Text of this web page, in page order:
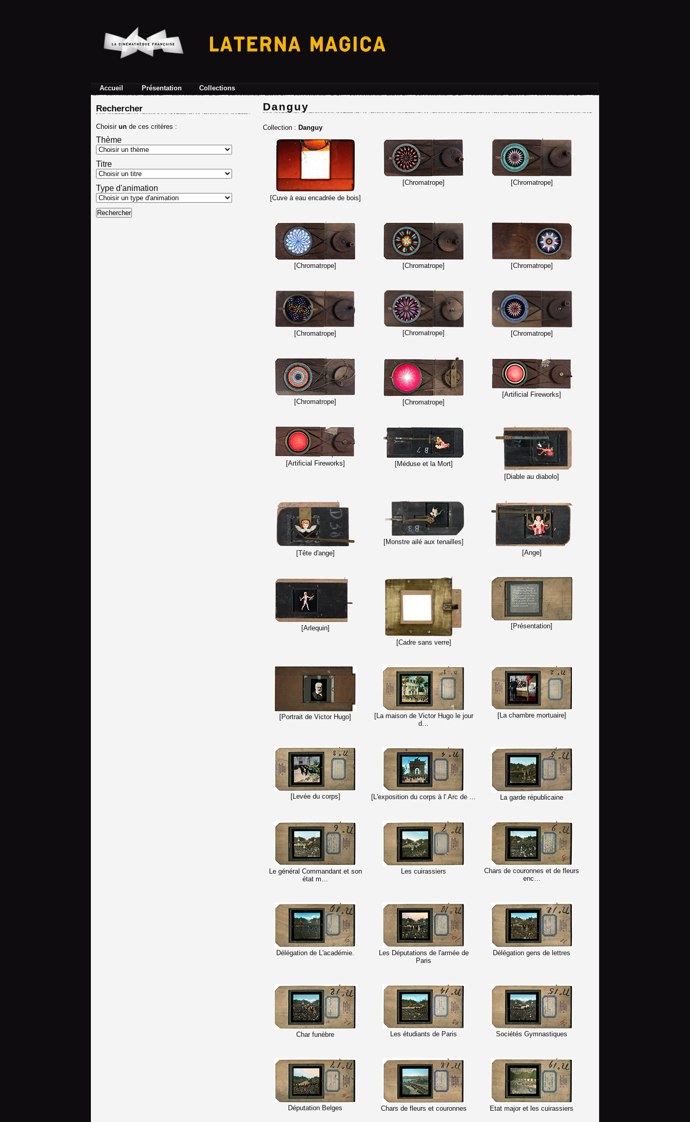
Accueil Présentation Collections
Rechercher
Choisir un de ces critères :
Thème
Titre
Type d'animation
Danguy
Collection : Danguy
[Cuve à eau encadrée de bois]
[Chromatrope] [Chromatrope]
[Chromatrope] [Chromatrope] [Chromatrope]
[Chromatrope] [Chromatrope] [Chromatrope]
[Chromatrope] [Chromatrope]
[Artificial Fireworks]
[Artificial Fireworks]
[Méduse et la Mort]
[Diable au diabolo]
[Tête d'ange]
[Monstre ailé aux tenailles]
[Ange]
[Arlequin]
[Cadre sans verre]
[Présentation]
[Portrait de Victor Hugo]
[La maison de Victor Hugo le jour
d…
[La chambre mortuaire]
[Levée du corps] [L'exposition du corps à l' Arc de … La garde républicaine
Le général Commandant et son
état m…
Les cuirassiers
Chars de couronnes et de fleurs
enc…
Délégation de L'académie.
Les Députations de l'armée de
Paris
Délégation gens de lettres
Char funèbre Les étudiants de Paris Sociétés Gymnastiques
Députation Belges Chars de fleurs et couronnes Etat major et les cuirassiers